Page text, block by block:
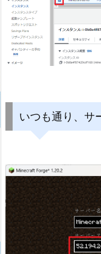
いつも通り、サ